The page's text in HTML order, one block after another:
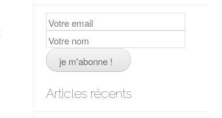
Articles récents